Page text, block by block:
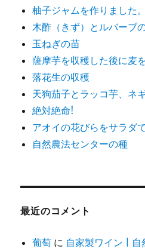
柚子ジャムを作りました。
木酢（きず）とルバーブ
玉ねぎの苗
薩摩芋を収穫した後に麦を
落花生の収穫
天狗茄子とラッコ芋、ネ
絶対絶命!
アオイの花びらをサラダ
自然農法センターの種
最近のコメント
葡萄 に 自家製ワイン | 自